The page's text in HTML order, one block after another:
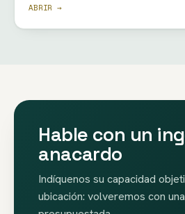
ABRIR →
Hable con un
anacardo
Indíquenos su capacidad
ubicación: volveremos con